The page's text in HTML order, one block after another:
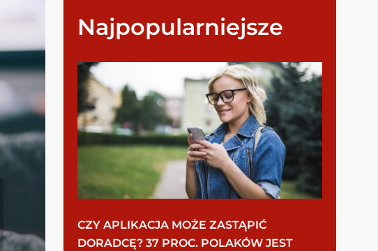
Najpopularniejsze
CZY APLIKACJA MOŻE ZASTĄPIĆ
DORADCĘ? 37 PROC. POLAKÓW JEST